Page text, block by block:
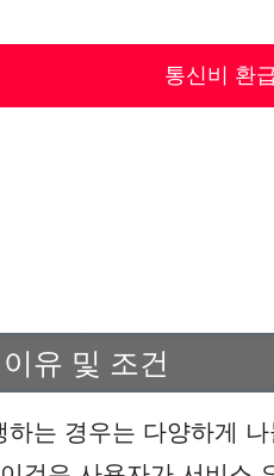
통신비 환
유 및 조건
하는 경우는 다양하게